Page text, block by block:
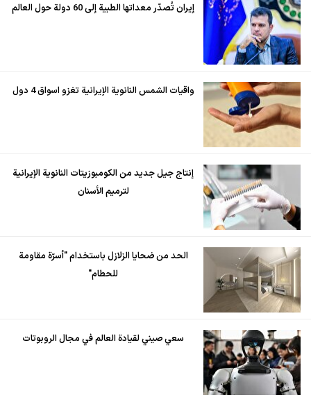
إيران تُصدّر معداتها الطبية إلى 60 دولة حول العالم
واقيات الشمس النانوية الإيرانية تغزو اسواق 4 دول
إنتاج جيل جديد من الكومبوزيتات النانوية الإيرانية
لترميم الأسنان
الحد من ضحايا الزلازل باستخدام "أسرّة مقاومة
للحطام"
سعي صيني لقيادة العالم في مجال الروبوتات